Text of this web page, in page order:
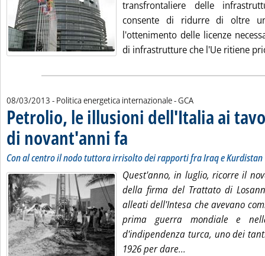
transfrontaliere delle
consente di ridurre di oltre
l'ottenimento delle licenze
di infrastrutture che l'Ue ritiene
08/03/2013 - Politica energetica internazionale -di:
GCA
Petrolio, le illusioni dell'Italia ai
di novant'anni fa
Con al centro il nodo tuttora irrisolto dei rapporti fra Iraq e Kurdistan
Quest'anno, in luglio, ricorre il
della firma del Trattato di
alleati dell'Intesa che avevano
prima guerra mondiale e
d'indipendenza turca, uno dei
1926 per dare...